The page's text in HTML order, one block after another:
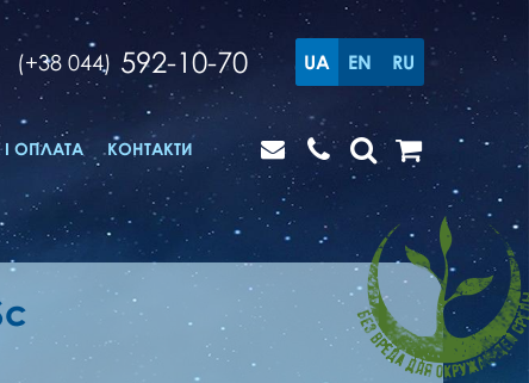
(+38 044) 592-10-70 UA EN RU
ОПЛАТА КОНТАКТИ